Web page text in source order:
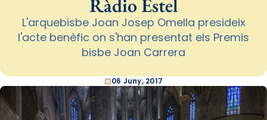
Ràdio Estel
L'arquebisbe Joan Josep Omella presideix
l'acte benèfic on s'han presentat els Premis
bisbe Joan Carrera
06 Juny, 2017